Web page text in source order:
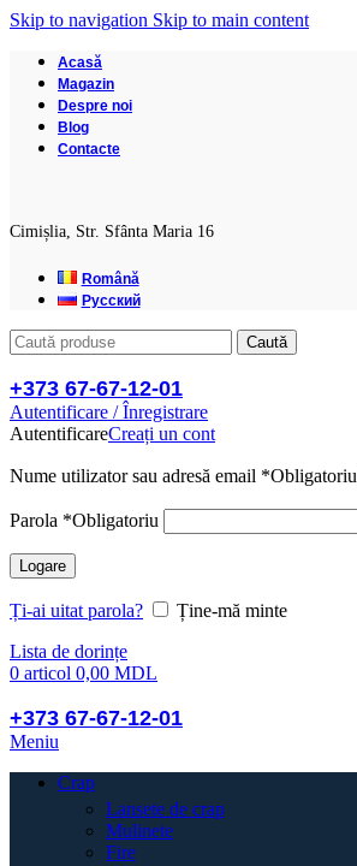
Skip to navigation Skip to main content
Acasă
Magazin
Despre noi
Blog
Contacte
Cimișlia, Str. Sfânta Maria 16
Română
Русский
Caută
+373 67-67-12-01
Autentificare / Înregistrare
AutentificareCreați un cont
Nume utilizator sau adresă email *Obligatoriu
Parola *Obligatoriu
Logare
Ți-ai uitat parola?
Ține-mă minte
Lista de dorințe
0 articol 0,00 MDL
+373 67-67-12-01
Meniu
Crap
Lansete de crap
Mulinete
Fire